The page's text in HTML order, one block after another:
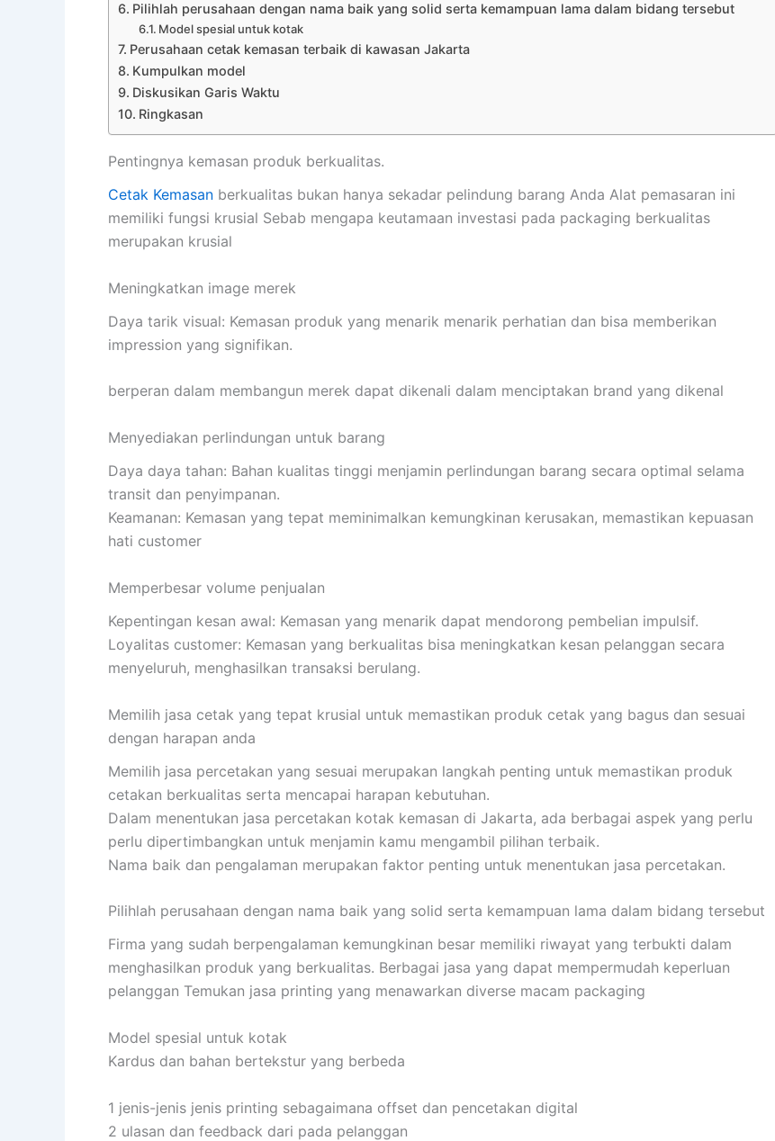
Pilihlah perusahaan dengan nama baik yang solid serta kemampuan lama dalam bidang tersebut
Model spesial untuk kotak
Perusahaan cetak kemasan terbaik di kawasan Jakarta
Kumpulkan model
Diskusikan Garis Waktu
Ringkasan
Pentingnya kemasan produk berkualitas.
Cetak Kemasan berkualitas bukan hanya sekadar pelindung barang Anda Alat pemasaran ini
memiliki fungsi krusial Sebab mengapa keutamaan investasi pada packaging berkualitas
merupakan krusial
Meningkatkan image merek
Daya tarik visual: Kemasan produk yang menarik menarik perhatian dan bisa memberikan
impression yang signifikan.
berperan dalam membangun merek dapat dikenali dalam menciptakan brand yang dikenal
Menyediakan perlindungan untuk barang
Daya daya tahan: Bahan kualitas tinggi menjamin perlindungan barang secara optimal selama
transit dan penyimpanan.
Keamanan: Kemasan yang tepat meminimalkan kemungkinan kerusakan, memastikan kepuasan
hati customer
Memperbesar volume penjualan
Kepentingan kesan awal: Kemasan yang menarik dapat mendorong pembelian impulsif.
Loyalitas customer: Kemasan yang berkualitas bisa meningkatkan kesan pelanggan secara
menyeluruh, menghasilkan transaksi berulang.
Memilih jasa cetak yang tepat krusial untuk memastikan produk cetak yang bagus dan sesuai
dengan harapan anda
Memilih jasa percetakan yang sesuai merupakan langkah penting untuk memastikan produk
cetakan berkualitas serta mencapai harapan kebutuhan.
Dalam menentukan jasa percetakan kotak kemasan di Jakarta, ada berbagai aspek yang perlu
perlu dipertimbangkan untuk menjamin kamu mengambil pilihan terbaik.
Nama baik dan pengalaman merupakan faktor penting untuk menentukan jasa percetakan.
Pilihlah perusahaan dengan nama baik yang solid serta kemampuan lama dalam bidang tersebut
Firma yang sudah berpengalaman kemungkinan besar memiliki riwayat yang terbukti dalam
menghasilkan produk yang berkualitas. Berbagai jasa yang dapat mempermudah keperluan
pelanggan Temukan jasa printing yang menawarkan diverse macam packaging
Model spesial untuk kotak
Kardus dan bahan bertekstur yang berbeda
1 jenis-jenis jenis printing sebagaimana offset dan pencetakan digital
2 ulasan dan feedback dari pada pelanggan